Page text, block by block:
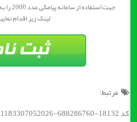
لینک زیر اقدام نمایید.
مرتبط:
کد BSC : 46341183307052026-688286760-18132;